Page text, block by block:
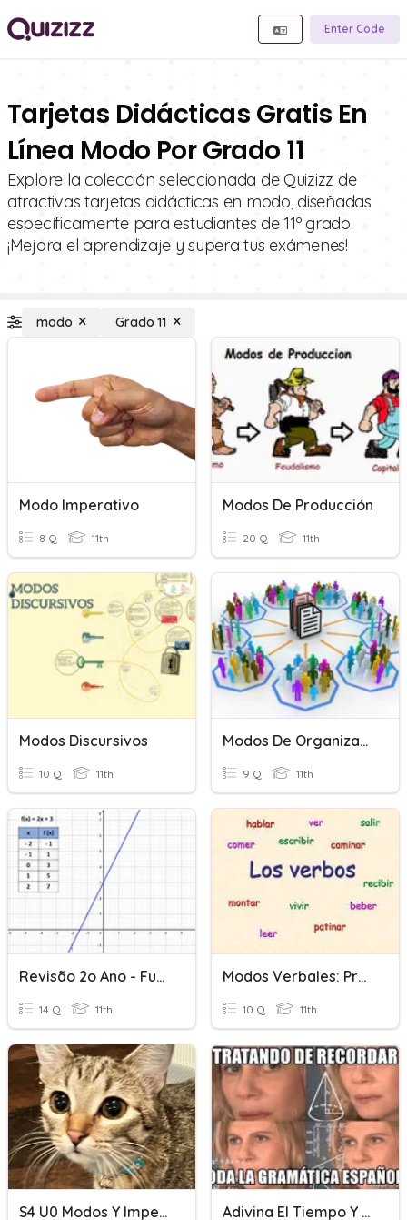
Enter Code
Tarjetas Didácticas Gratis En
Línea Modo Por Grado 11
Explore la colección seleccionada de Quizizz de
atractivas tarjetas didácticas en modo, diseñadas
específicamente para estudiantes de 11º grado.
¡Mejora el aprendizaje y supera tus exámenes!
modo Grado 11
Modo Imperativo
8 Q 11th
Modos De Producción
20 Q 11th
Modos Discursivos
10 Q 11th
Modos De Organización
9 Q 11th
Revisão 2o Ano - Função Afim - Modo Papel
14 Q 11th
Modos Verbales: Práctica
10 Q 11th
S4 U0 Modos Y Imperativos Adivina El Tiempo Y El Modo Verbales